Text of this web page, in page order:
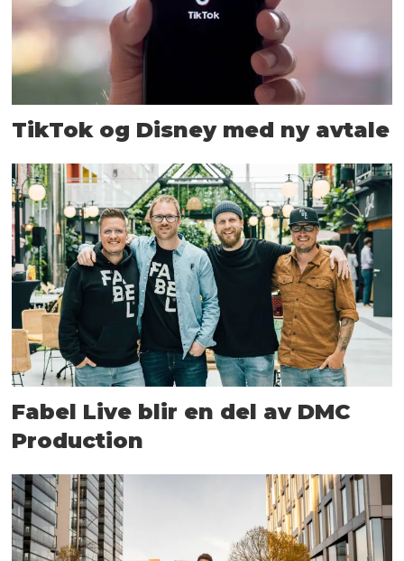
TikTok og Disney med ny avtale
Fabel Live blir en del av DMC
Production